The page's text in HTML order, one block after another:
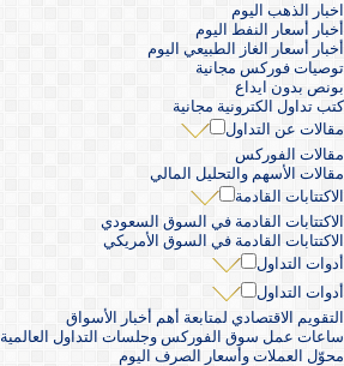
اخبار الذهب اليوم
أخبار أسعار النفط اليوم
أخبار أسعار الغاز الطبيعي اليوم
توصيات فوركس مجانية
بونص بدون ايداع
كتب تداول الكترونية مجانية
مقالات عن التداول
مقالات الفوركس
مقالات الأسهم والتحليل المالي
الاكتتابات القادمة
الاكتتابات القادمة في السوق السعودي
الاكتتابات القادمة في السوق الأمريكي
أدوات التداول
أدوات التداول
التقويم الاقتصادي لمتابعة أهم أخبار الأسواق
ساعات عمل سوق الفوركس وجلسات التداول العالمية
محوّل العملات وأسعار الصرف اليوم